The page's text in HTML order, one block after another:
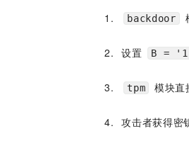
1 backdoor
2 设置 B =
3 tpm 模块直
4 攻击者获得密